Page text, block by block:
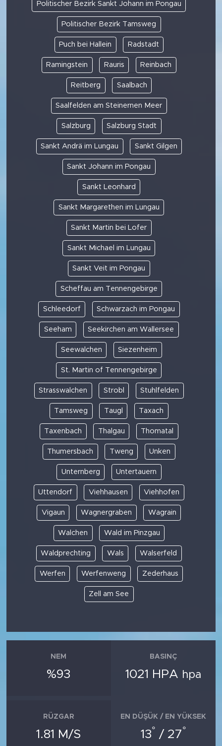
Politischer Bezirk Sankt Johann im Pongau
Politischer Bezirk Tamsweg
Puch bei Hallein Radstadt
Ramingstein Rauris Reinbach
Reitberg Saalbach
Saalfelden am Steinernen Meer
Salzburg Salzburg Stadt
Sankt Andrä im Lungau Sankt Gilgen
Sankt Johann im Pongau
Sankt Leonhard
Sankt Margarethen im Lungau
Sankt Martin bei Lofer
Sankt Michael im Lungau
Sankt Veit im Pongau
Scheffau am Tennengebirge
Schleedorf Schwarzach im Pongau
Seeham Seekirchen am Wallersee
Seewalchen Siezenheim
St. Martin of Tennengebirge
Strasswalchen Strobl Stuhlfelden
Tamsweg Taugl Taxach
Taxenbach Thalgau Thomatal
Thumersbach Tweng Unken
Unternberg Untertauern
Uttendorf Viehhausen Viehhofen
Vigaun Wagnergraben Wagrain
Walchen Wald im Pinzgau
Waldprechting Wals Walserfeld
Werfen Werfenweng Zederhaus
Zell am See
NEM
%93
BASINÇ
1021 HPA hpa
RÜZGAR
1.81 M/S
EN DÜŞÜK / EN YÜKSEK
13° / 27°